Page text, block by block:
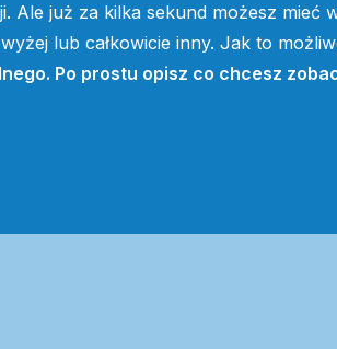
już za kilka sekund możesz mieć
lub całkowicie inny. Jak to
Po prostu opisz co chcesz